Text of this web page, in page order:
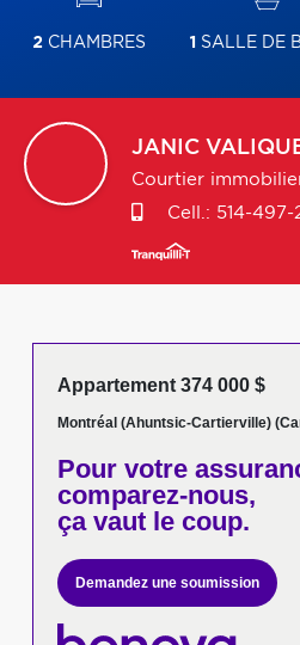
2 CHAMBRES 1 SALLE DE
JANIC
Courtier
Cell.: 514-497-
Appartement 374 000 $
Montréal (Ahuntsic-Cartierville)
Pour votre
comparez-nous,
ça vaut le coup.
Demandez une soumission